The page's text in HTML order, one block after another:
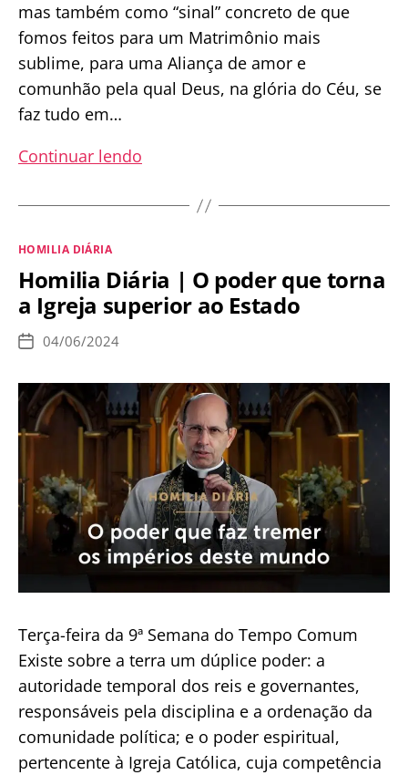
mas também como “sinal” concreto de que
fomos feitos para um Matrimônio mais
sublime, para uma Aliança de amor e
comunhão pela qual Deus, na glória do Céu, se
faz tudo em…
Continuar lendo
|
no
Céu?
Categorias
HOMILIA DIÁRIA
Homilia Diária | O poder que torna
a Igreja superior ao Estado
Data
publicação
04/06/2024
Terça-feira da 9ª Semana do Tempo Comum
Existe sobre a terra um dúplice poder: a
autoridade temporal dos reis e governantes,
responsáveis pela disciplina e a ordenação da
comunidade política; e o poder espiritual,
pertencente à Igreja Católica, cuja competência